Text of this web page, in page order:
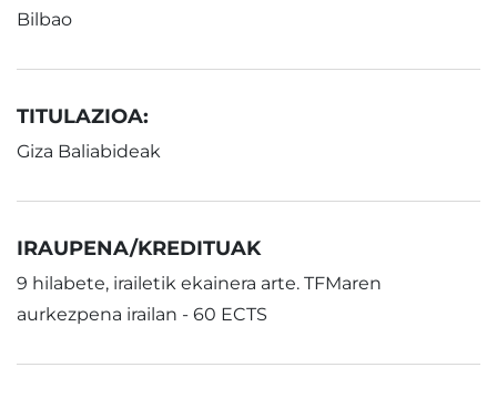
Bilbao
TITULAZIOA:
Giza Baliabideak
IRAUPENA/KREDITUAK
9 hilabete, irailetik ekainera arte. TFMaren
aurkezpena irailan - 60 ECTS